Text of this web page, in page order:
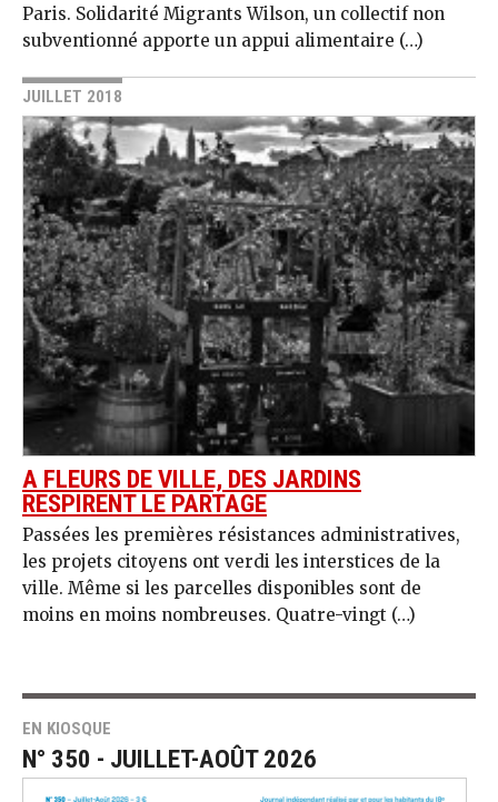
Paris. Solidarité Migrants Wilson, un collectif non
subventionné apporte un appui alimentaire (…)
JUILLET 2018
A FLEURS DE VILLE, DES JARDINS
RESPIRENT LE PARTAGE
Passées les premières résistances administratives,
les projets citoyens ont verdi les interstices de la
ville. Même si les parcelles disponibles sont de
moins en moins nombreuses. Quatre-vingt (…)
EN KIOSQUE
N° 350 - JUILLET-AOÛT 2026